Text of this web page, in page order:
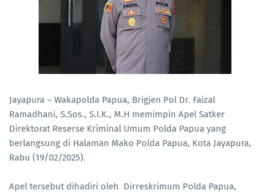
Jayapura – Wakapolda Papua, Brigjen Pol Dr. Faizal
Ramadhani, S.Sos., S.I.K., M.H memimpin Apel Satker
Direktorat Reserse Kriminal Umum Polda Papua yang
berlangsung di Halaman Mako Polda Papua, Kota Jayapura,
Rabu (19/02/2025).
Apel tersebut dihadiri oleh Dirreskrimum Polda Papua,